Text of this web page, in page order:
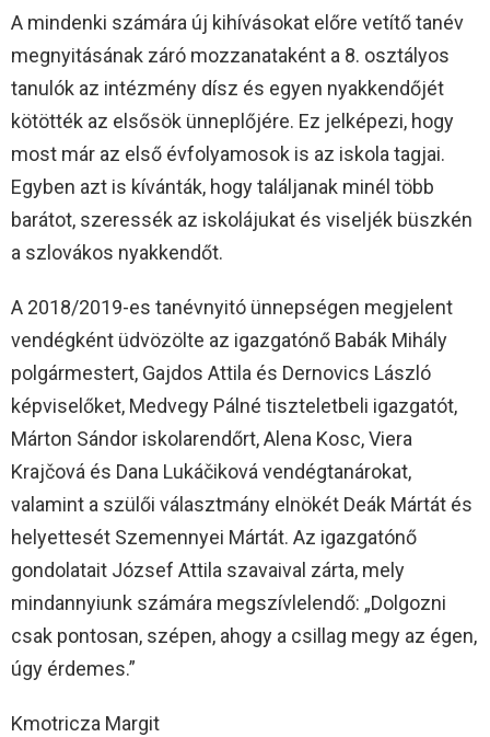
A mindenki számára új kihívásokat előre vetítő tanév
megnyitásának záró mozzanataként a 8. osztályos
tanulók az intézmény dísz és egyen nyakkendőjét
kötötték az elsősök ünneplőjére. Ez jelképezi, hogy
most már az első évfolyamosok is az iskola tagjai.
Egyben azt is kívánták, hogy találjanak minél több
barátot, szeressék az iskolájukat és viseljék büszkén
a szlovákos nyakkendőt.
A 2018/2019-es tanévnyitó ünnepségen megjelent
vendégként üdvözölte az igazgatónő Babák Mihály
polgármestert, Gajdos Attila és Dernovics László
képviselőket, Medvegy Pálné tiszteletbeli igazgatót,
Márton Sándor iskolarendőrt, Alena Kosc, Viera
Krajčová és Dana Lukáčiková vendégtanárokat,
valamint a szülői választmány elnökét Deák Mártát és
helyettesét Szemennyei Mártát. Az igazgatónő
gondolatait József Attila szavaival zárta, mely
mindannyiunk számára megszívlelendő: „Dolgozni
csak pontosan, szépen, ahogy a csillag megy az égen,
úgy érdemes.”
Kmotricza Margit